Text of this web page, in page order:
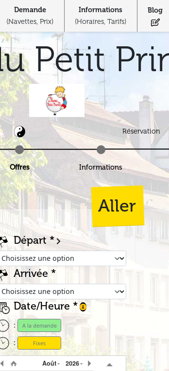
Demande
(Navettes, Prix)
Informations
(Horaires,
du Petit
Offres Informations
Départ
Arrivée
Date/Heure
: A la demande
03:00